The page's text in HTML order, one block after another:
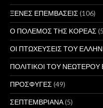
ΞΕΝΕΣ ΕΠΕΜΒΑΣΕΙΣ (106)
Ο ΠΟΛΕΜΟΣ ΤΗΣ ΚΟΡΕΑΣ
ΟΙ ΠΤΩΧΕΥΣΕΙΣ ΤΟΥ
ΠΟΛΙΤΙΚΟΙ ΤΟΥ
ΠΡΟΣΦΥΓΕΣ (49)
ΣΕΠΤΕΜΒΡΙΑΝΑ(5)